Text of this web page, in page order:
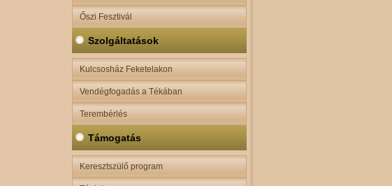
Őszi Fesztivál
Szolgáltatások
Kulcsosház Feketelakon
Vendégfogadás a Tékában
Terembérlés
Támogatás
Keresztszülő program